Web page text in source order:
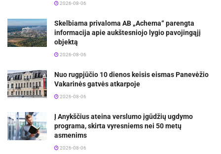
2026-08-06
Skelbiama privaloma AB „Achema“ parengta
informacija apie aukštesniojo lygio pavojingąjį
objektą
2026-08-06
Nuo rugpjūčio 10 dienos keisis eismas Panevėžio
Vakarinės gatvės atkarpoje
2026-08-06
Į Anykščius ateina verslumo įgūdžių ugdymo
programa, skirta vyresniems nei 50 metų
asmenims
2026-08-06